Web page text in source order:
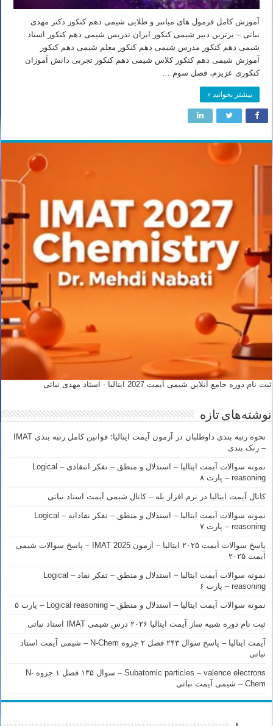
آموزش کامل فرمول های میانبر و طلایی شیمی دهم کنکور دکتر مهدی
نباتی – برترین دبیر شیمی کنکور ایران تدریس شیمی دهم کنکور استاد
شیمی دهم کنکور مدرس شیمی دهم کنکور معلم شیمی دهم کنکور
آموزش شیمی دهم کنکور کلاس شیمی دهم کنکور تجربی دانش آموزان
کنکوری عزیزم، فصل سوم …
بیشتر بخوانید »
ثبت نام دوره جامع آنلاین شیمی آیمت 2027 ایتالیا - استاد مهدی نباتی
نوشته‌های تازه
نحوه رتبه بندی داوطلبان در آزمون آیمت ایتالیا؛ قوانین کامل رتبه بندی IMAT
– رنک بندی
نمونه سوالات آیمت ایتالیا – استدلال و منطق – تفکر انتقادی – Logical
reasoning – پارت ۸
کانال آیمت ایتالیا در نرم افزار بله – کانال شیمی آیمت استاد نباتی
نمونه سوالات آیمت ایتالیا – استدلال و منطق – تفکر نقادانه – Logical
reasoning – پارت ۷
پاسخ سوالات آیمت ۲۰۲۵ ایتالیا – آزمون IMAT 2025 – پاسخ سوالات شیمی
آیمت ۲۰۲۵
نمونه سوالات آیمت ایتالیا – استدلال و منطق – تفکر نقاد – Logical
reasoning – پارت ۶
نمونه سوالات آیمت ایتالیا – استدلال و منطق – Logical reasoning – پارت ۵
ثبت نام دوره شبیه ساز آیمت ایتالیا ۲۰۲۶ درس شیمی IMAT استاد نباتی
آیمت ایتالیا – پاسخ سوال ۲۴۳ فصل ۲ جزوه N-Chem – شیمی آیمت استاد
نباتی
Subatomic particles – valence electrons – سوال ۱۳۵ فصل ۱ جزوه N-
Chem – شیمی آیمت نباتی